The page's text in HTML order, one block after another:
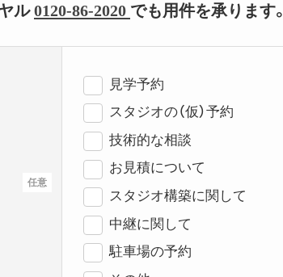
ル0120-86-2020 でも用件を承ります。
任意
見学予約
スタジオの（仮）予約
技術的な相談
お見積について
スタジオ構築に関して
中継に関して
駐車場の予約